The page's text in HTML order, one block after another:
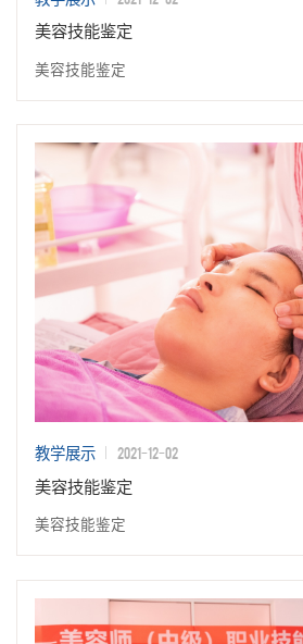
美容技能鉴定
美容技能鉴定
教学展示 2021-12-02
美容技能鉴定
美容技能鉴定